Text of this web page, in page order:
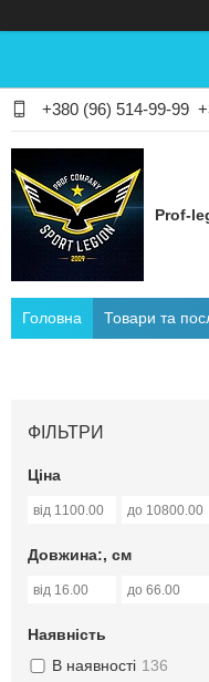
+380 (96) 514-99-99
Prof-
Головна Товари та
ФІЛЬТРИ
Ціна
Довжина:, см
Наявність
В наявності 136